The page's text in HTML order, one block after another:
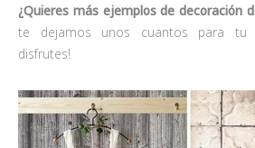
¿Quieres más ejemplos de decoración
te dejamos unos cuantos para tu
disfrutes!